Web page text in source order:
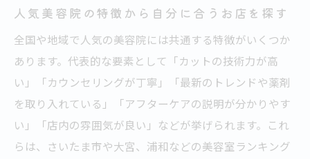
人気美容院の特徴から自分に合うお店を探す
全国や地域で人気の美容院には共通する特徴がいくつか
あります。代表的な要素として「カットの技術力が高
い」「カウンセリングが丁寧」「最新のトレンドや薬剤
を取り入れている」「アフターケアの説明が分かりやす
い」「店内の雰囲気が良い」などが挙げられます。これ
らは、さいたま市や大宮、浦和などの美容室ランキング